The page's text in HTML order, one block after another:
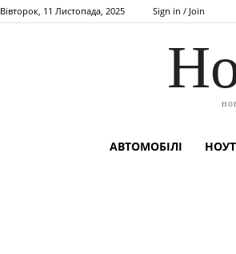
Вівторок, 11 Листопада, 2025 Sign in / Join
АВТОМОБІЛІ